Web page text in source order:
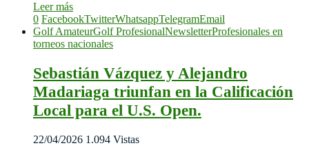
Leer más
0 FacebookTwitterWhatsappTelegramEmail
Golf AmateurGolf ProfesionalNewsletterProfesionales en
torneos nacionales
Sebastián Vázquez y Alejandro
Madariaga triunfan en la Calificación
Local para el U.S. Open.
22/04/2026 1.094 Vistas